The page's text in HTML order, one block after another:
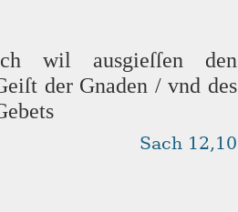
wil ausgieſſen den
der Gnaden / vnd des
Sach 12,10